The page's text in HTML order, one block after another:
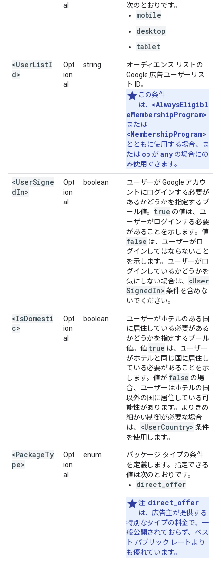
al 次のとおりです。
mobile
desktop
tablet
<UserListI
d>
Opt
ion
al
string
オーディエンス リストの
Google 広告ユーザーリス
ト ID。
この条件
は、 <AlwaysEligibl
eMembershipProgram>
または
<MembershipProgram>
とともに使用する場合、ま
たは op がanyの場合にの
み使用できます。
<UserSigne
dIn>
Opt
ion
al
boolean
ユーザーが Google アカウ
ントにログインする必要が
あるかどうかを指定するブ
ール値。 true の値は、ユ
ーザーがログインする必要
があることを示します。値
false は、ユーザーがロ
グインしてはならないこと
を示します。ユーザーがロ
グインしているかどうかを
気にしない場合は、 <User
SignedIn> 条件を含めな
いでください。
<IsDomesti
c>
Opt
ion
al
boolean
ユーザーがホテルのある国
に居住している必要がある
かどうかを指定するブール
値。値 true は、ユーザー
がホテルと同じ国に居住し
ている必要があることを示
します。値が false の場
合、ユーザーはホテルの国
以外の国に居住している可
能性があります。よりきめ
細かい制御が必要な場合
は、 <UserCountry> 条件
を使用します。
<PackageTy
pe>
Opt
ion
al
enum
パッケージ タイプの条件
を定義します。指定できる
値は次のとおりです。
direct_offer
注: direct_offer
は、広告主が提供する
特別なタイプの料金で、一
般公開されておらず、ベス
ト パブリック レートより
も優れています。